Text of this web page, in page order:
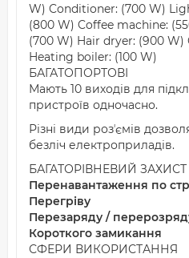
W) Conditioner: (700 W)
(800 W) Coffee machine:
(700 W) Hair dryer: (900
Heating boiler: (100 W)
БАГАТОПОРТОВІ
Мають 10 виходів для
пристроїв одночасно.
Різні види розʼємів
безліч електроприладів.
БАГАТОРІВНЕВИЙ ЗАХИСТ
Перенавантаження по
Перегріву
Перезаряду /
Короткого замикання
СФЕРИ ВИКОРИСТАННЯ